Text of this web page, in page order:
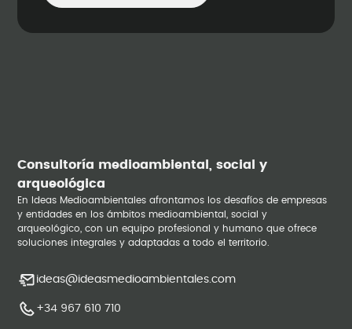
Consultoría medioambiental, social y
arqueológica
En Ideas Medioambientales afrontamos los desafíos de empresas
y entidades en los ámbitos medioambiental, social y
arqueológico, con un equipo profesional y humano que ofrece
soluciones integrales y adaptadas a todo el territorio.
ideas@ideasmedioambientales.com
+34 967 610 710